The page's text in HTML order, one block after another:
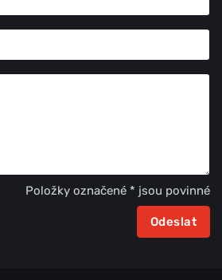
Položky označené * jsou povinné